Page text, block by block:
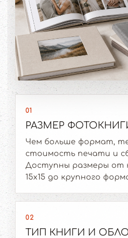
01
РАЗМЕР
Чем больше формат,
стоимость печати и
Доступны размеры от
15x15 до крупного
02
ТИП КНИГИ И